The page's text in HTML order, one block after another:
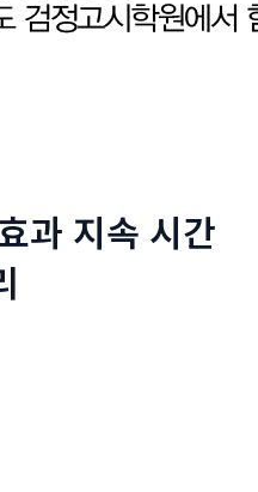
과 지속 시간